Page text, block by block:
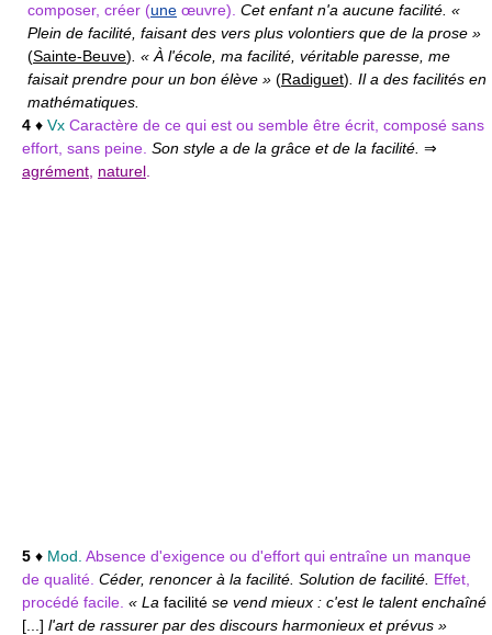
composer, créer (une œuvre). Cet enfant n'a aucune facilité. «
Plein de facilité, faisant des vers plus volontiers que de la prose »
(Sainte-Beuve) . « À l'école, ma facilité, véritable paresse, me
faisait prendre pour un bon élève » (Radiguet) . Il a des facilités en
mathématiques.
4 ♦ Vx Caractère de ce qui est ou semble être écrit, composé sans
effort, sans peine. Son style a de la grâce et de la facilité. ⇒
agrément naturel
5 ♦ Mod. Absence d'exigence ou d'effort qui entraîne un manque
de qualité. Céder, renoncer à la facilité. Solution de facilité. Effet,
procédé facile. « La facilité se vend mieux : c'est le talent enchaîné
[...] l'art de rassurer par des discours harmonieux et prévus »